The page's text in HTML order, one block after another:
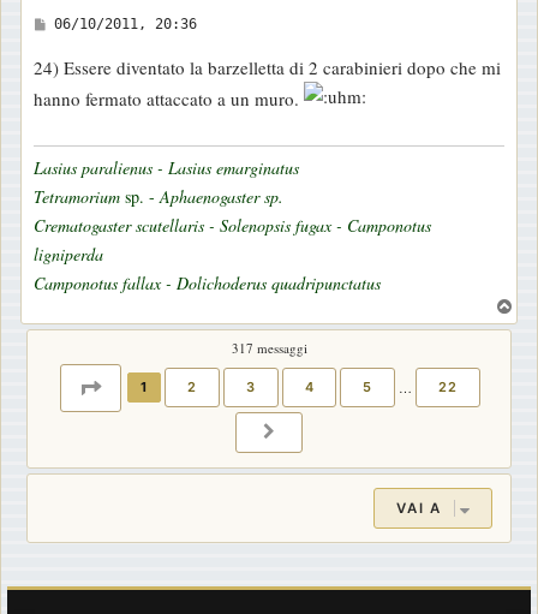
M
s
s
g
g
i
o
06/10/2011, 20:36
24) Essere diventato la barzelletta di 2 carabinieri dopo che mi
hanno fermato attaccato a un muro.
Lasius paralienus - Lasius emarginatus
Tetramorium sp. - Aphaenogaster sp.
Crematogaster scutellaris - Solenopsis fugax - Camponotus
ligniperda
Camponotus fallax - Dolichoderus quadripunctatus
o
317 messaggi
PAGINA DI
1 2 3 4 5 … 22
VAI A